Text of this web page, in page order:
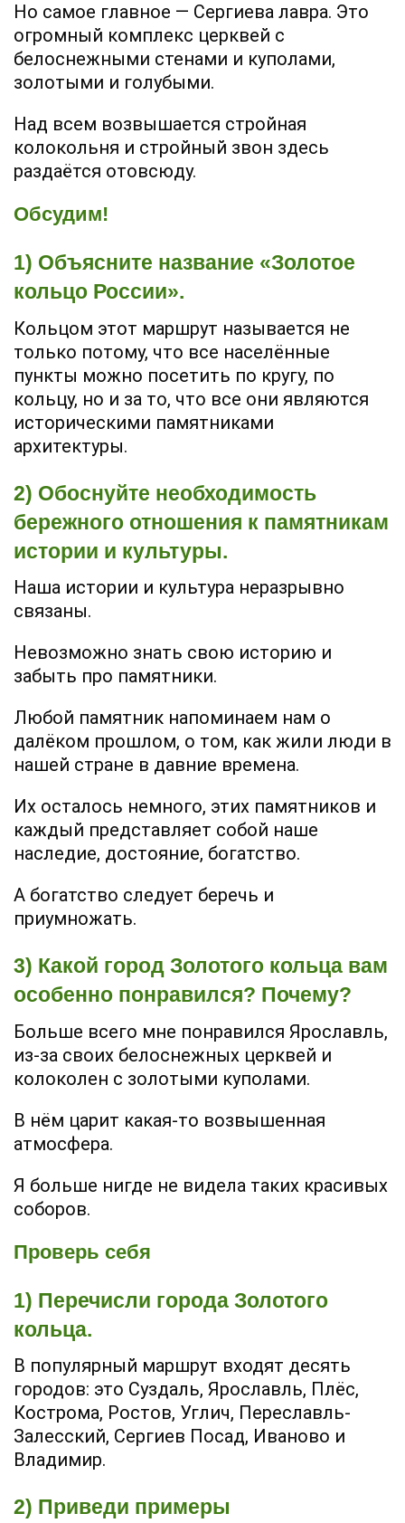
Но самое главное — Сергиева лавра. Это
огромный комплекс церквей с
белоснежными стенами и куполами,
золотыми и голубыми.
Над всем возвышается стройная
колокольня и стройный звон здесь
раздаётся отовсюду.
Обсудим!
1) Объясните название «Золотое
кольцо России».
Кольцом этот маршрут называется не
только потому, что все населённые
пункты можно посетить по кругу, по
кольцу, но и за то, что все они являются
историческими памятниками
архитектуры.
2) Обоснуйте необходимость
бережного отношения к памятникам
истории и культуры.
Наша истории и культура неразрывно
связаны.
Невозможно знать свою историю и
забыть про памятники.
Любой памятник напоминаем нам о
далёком прошлом, о том, как жили люди в
нашей стране в давние времена.
Их осталось немного, этих памятников и
каждый представляет собой наше
наследие, достояние, богатство.
А богатство следует беречь и
приумножать.
3) Какой город Золотого кольца вам
особенно понравился? Почему?
Больше всего мне понравился Ярославль,
из-за своих белоснежных церквей и
колоколен с золотыми куполами.
В нём царит какая-то возвышенная
атмосфера.
Я больше нигде не видела таких красивых
соборов.
Проверь себя
1) Перечисли города Золотого
кольца.
В популярный маршрут входят десять
городов: это Суздаль, Ярославль, Плёс,
Кострома, Ростов, Углич, Переславль-
Залесский, Сергиев Посад, Иваново и
Владимир.
2) Приведи примеры